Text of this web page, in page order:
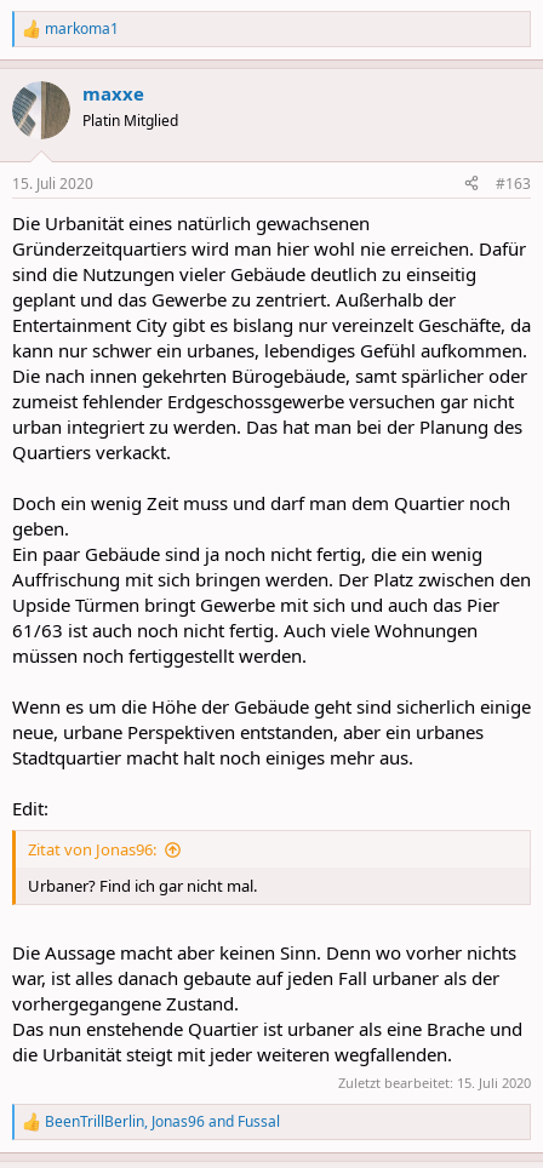
R
e
a
c
t
i
s
markoma1
maxxe
Platin Mitglied
15. Juli 2020 #163
Die Urbanität eines natürlich gewachsenen
Gründerzeitquartiers wird man hier wohl nie erreichen. Dafür
sind die Nutzungen vieler Gebäude deutlich zu einseitig
geplant und das Gewerbe zu zentriert. Außerhalb der
Entertainment City gibt es bislang nur vereinzelt Geschäfte, da
kann nur schwer ein urbanes, lebendiges Gefühl aufkommen.
Die nach innen gekehrten Bürogebäude, samt spärlicher oder
zumeist fehlender Erdgeschossgewerbe versuchen gar nicht
urban integriert zu werden. Das hat man bei der Planung des
Quartiers verkackt.
Doch ein wenig Zeit muss und darf man dem Quartier noch
geben.
Ein paar Gebäude sind ja noch nicht fertig, die ein wenig
Auffrischung mit sich bringen werden. Der Platz zwischen den
Upside Türmen bringt Gewerbe mit sich und auch das Pier
61/63 ist auch noch nicht fertig. Auch viele Wohnungen
müssen noch fertiggestellt werden.
Wenn es um die Höhe der Gebäude geht sind sicherlich einige
neue, urbane Perspektiven entstanden, aber ein urbanes
Stadtquartier macht halt noch einiges mehr aus.
Edit:
Zitat von Jonas96:
Urbaner? Find ich gar nicht mal.
Die Aussage macht aber keinen Sinn. Denn wo vorher nichts
war, ist alles danach gebaute auf jeden Fall urbaner als der
vorhergegangene Zustand.
Das nun enstehende Quartier ist urbaner als eine Brache und
die Urbanität steigt mit jeder weiteren wegfallenden.
Zuletzt bearbeitet: 15. Juli 2020
R
e
BeenTrillBerlin, Jonas96and Fussal